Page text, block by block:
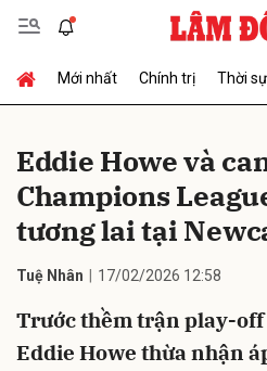
Mới nhất Chính trị Thời sự
Eddie Howe và
Champions
tương lai tại
Tuệ Nhân 17/02/2026 12:58
Trước thềm trận play-off
Eddie Howe thừa nhận
Gửi bình luận